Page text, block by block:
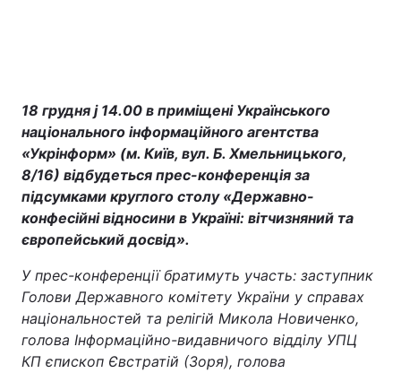
Головна Війна
Україна Політика
Економіка Світ
РЕГІОНИ
18 грудня j 14.00 в приміщені Українського
національного інформаційного агентства
«Укрінформ» (м. Київ, вул. Б. Хмельницького,
8/16) відбудеться прес-конференція за
підсумками круглого столу «Державно-
конфесійні відносини в Україні: вітчизняний та
європейський досвід».
У прес-конференції братимуть участь: заступник
Голови Державного комітету України у справах
національностей та релігій Микола Новиченко,
голова Інформаційно-видавничого відділу УПЦ
КП єпископ Євстратій (Зоря), голова